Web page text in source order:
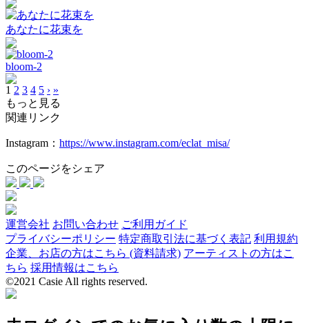
あなたに花束を
bloom-2
1 2 3 4 5 › »
もっと見る
関連リンク
Instagram： https://www.instagram.com/eclat_misa/
このページをシェア
運営会社 お問い合わせ ご利用ガイド
プライバシーポリシー 特定商取引法に基づく表記 利用規約
企業、お店の方はこちら (資料請求) アーティストの方はこ
ちら 採用情報はこちら
©2021 Casie All rights reserved.